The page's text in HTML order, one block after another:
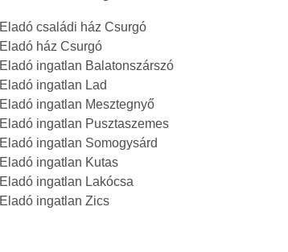
Eladó családi ház Csurgó
Eladó ház Csurgó
Eladó ingatlan Balatonszárszó
Eladó ingatlan Lad
Eladó ingatlan Mesztegnyő
Eladó ingatlan Pusztaszemes
Eladó ingatlan Somogysárd
Eladó ingatlan Kutas
Eladó ingatlan Lakócsa
Eladó ingatlan Zics